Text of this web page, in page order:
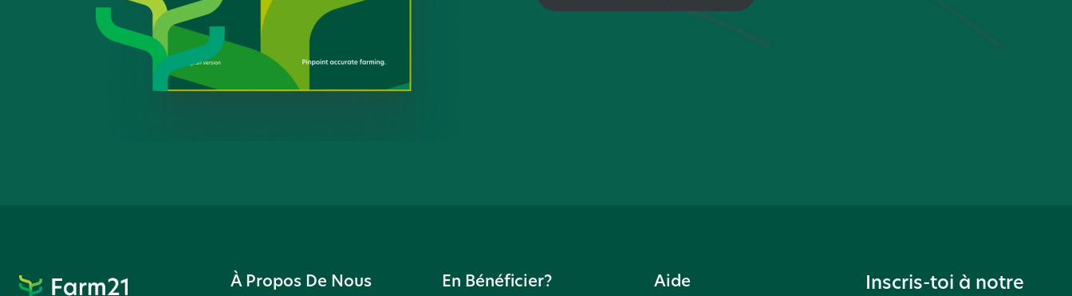
À Propos De Nous En Bénéficier? Aide Inscris-toi à notre